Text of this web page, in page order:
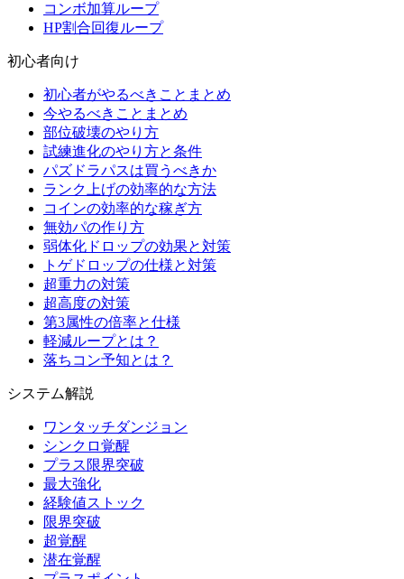
コンボ加算ループ
HP割合回復ループ
初心者向け
初心者がやるべきことまとめ
今やるべきことまとめ
部位破壊のやり方
試練進化のやり方と条件
パズドラパスは買うべきか
ランク上げの効率的な方法
コインの効率的な稼ぎ方
無効パの作り方
弱体化ドロップの効果と対策
トゲドロップの仕様と対策
超重力の対策
超高度の対策
第3属性の倍率と仕様
軽減ループとは？
落ちコン予知とは？
システム解説
ワンタッチダンジョン
シンクロ覚醒
プラス限界突破
最大強化
経験値ストック
限界突破
超覚醒
潜在覚醒